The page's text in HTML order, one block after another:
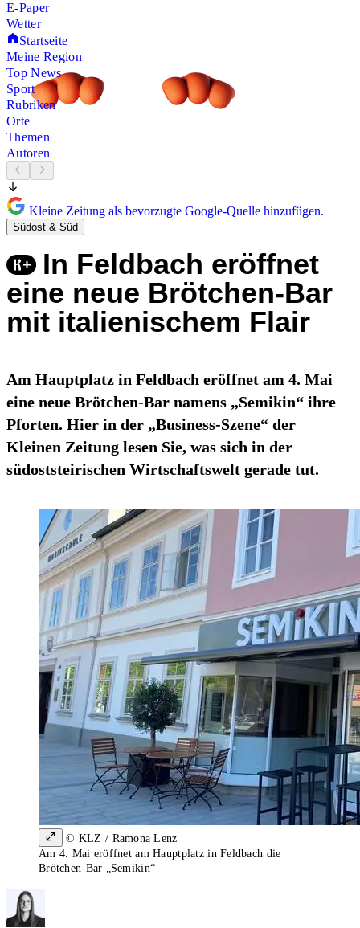
E-Paper
Wetter
Startseite
Meine Region
Top News
Sport
Rubriken
Orte
Themen
Autoren
Kleine Zeitung als bevorzugte Google-Quelle hinzufügen.
Südost & Süd
In Feldbach eröffnet
eine neue Brötchen-Bar
mit italienischem Flair
Am Hauptplatz in Feldbach eröffnet am 4. Mai
eine neue Brötchen-Bar namens „Semikin“ ihre
Pforten. Hier in der „Business-Szene“ der
Kleinen Zeitung lesen Sie, was sich in der
südoststeirischen Wirtschaftswelt gerade tut.
© KLZ / Ramona Lenz
Am 4. Mai eröffnet am Hauptplatz in Feldbach die
Brötchen-Bar „Semikin“